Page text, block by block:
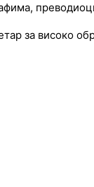
за високо